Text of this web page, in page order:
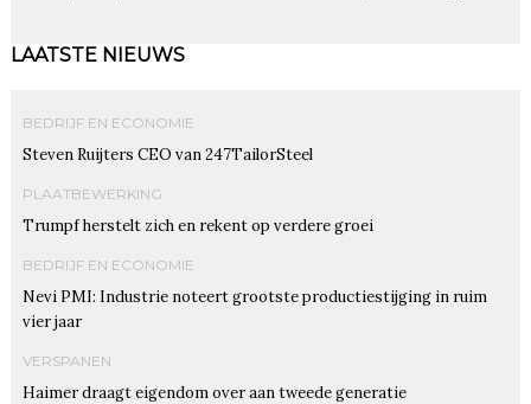
LAATSTE NIEUWS
BEDRIJF EN ECONOMIE
Steven Ruijters CEO van 247TailorSteel
PLAATBEWERKING
Trumpf herstelt zich en rekent op verdere groei
BEDRIJF EN ECONOMIE
Nevi PMI: Industrie noteert grootste productiestijging in ruim
vier jaar
VERSPANEN
Haimer draagt eigendom over aan tweede generatie